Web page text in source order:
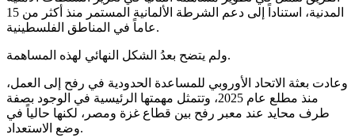
المدنية، استناداً إلى دعم الشرطة الألمانية المستمر منذ أكثر من 15
عاماً في المناطق الفلسطينية.
ولم يتضح بعدُ الشكل النهائي لهذه المساهمة.
وعادت بعثة الاتحاد الأوروبي للمساعدة الحدودية في رفح إلى العمل،
منذ مطلع عام 2025، وتتمثل مهمتها الرئيسية في الوجود بصفة
طرف محايد عند معبر رفح بين قطاع غزة ومصر، لكنها حالياً في
وضع الاستعداد.